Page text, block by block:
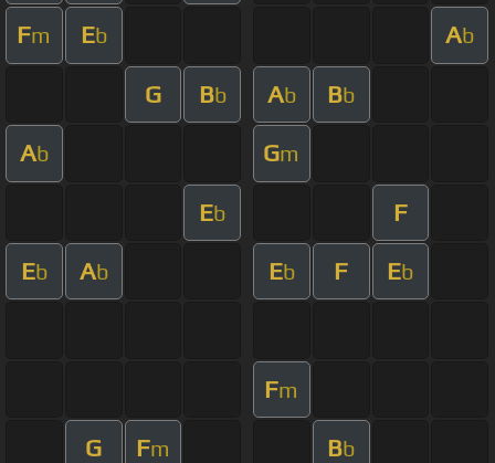
Fm Eb Ab
G Bb Ab Bb
Ab Gm
Eb F
Eb Ab Eb F Eb
Fm
G Fm Bb